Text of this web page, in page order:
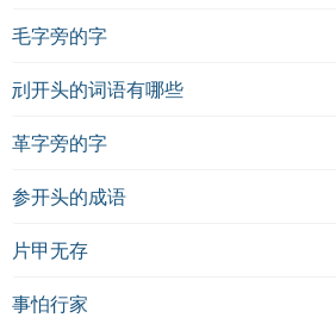
毛字旁的字
刓开头的词语有哪些
革字旁的字
参开头的成语
片甲无存
事怕行家